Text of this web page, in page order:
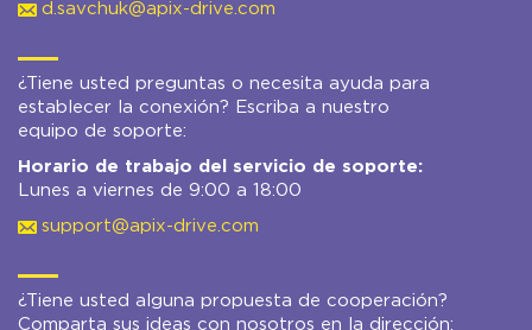
d.savchuk@apix-drive.com
¿Tiene usted preguntas o necesita ayuda para
establecer la conexión? Escriba a nuestro
equipo de soporte:
Horario de trabajo del servicio de soporte:
Lunes a viernes de 9:00 a 18:00
support@apix-drive.com
¿Tiene usted alguna propuesta de cooperación?
Comparta sus ideas con nosotros en la dirección: